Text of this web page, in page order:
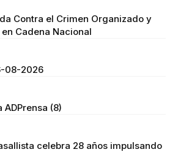
Contra el Crimen Organizado y
Cadena Nacional
08-2026
(8)
celebra 28 años impulsando